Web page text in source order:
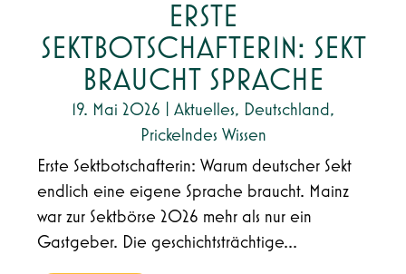
ERSTE
SEKTBOTSCHAFTERIN: SEKT
BRAUCHT SPRACHE
19. Mai 2026 Aktuelles, Deutschland ,
Prickelndes Wissen
Erste Sektbotschafterin: Warum deutscher Sekt
endlich eine eigene Sprache braucht. Mainz
war zur Sektbörse 2026 mehr als nur ein
Gastgeber. Die geschichtsträchtige...